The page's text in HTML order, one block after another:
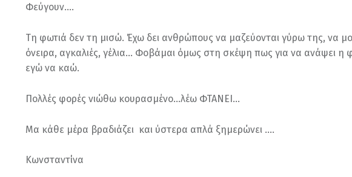
Φεύγουν….
Τη φωτιά δεν τη μισώ. Έχω δει ανθρώπους να μαζεύονται γύρω της, να
όνειρα, αγκαλιές, γέλια… Φοβάμαι όμως στη σκέψη πως για να ανάψει η
εγώ να καώ.
Πολλές φορές νιώθω κουρασμένο…λέω ΦΤΑΝΕΙ…
Μα κάθε μέρα βραδιάζει και ύστερα απλά ξημερώνει ….
Κωνσταντίνα